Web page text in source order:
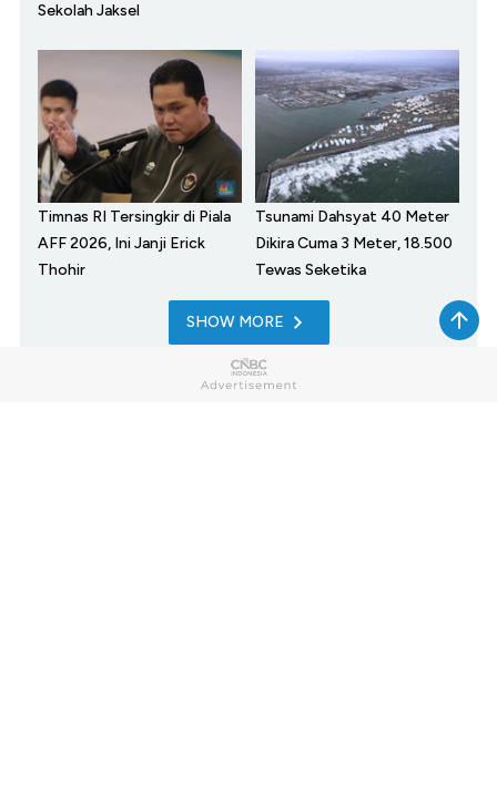
Sekolah Jaksel
Timnas RI Tersingkir di Piala
AFF 2026, Ini Janji Erick
Thohir
Tsunami Dahsyat 40 Meter
Dikira Cuma 3 Meter, 18.500
Tewas Seketika
SHOW MORE